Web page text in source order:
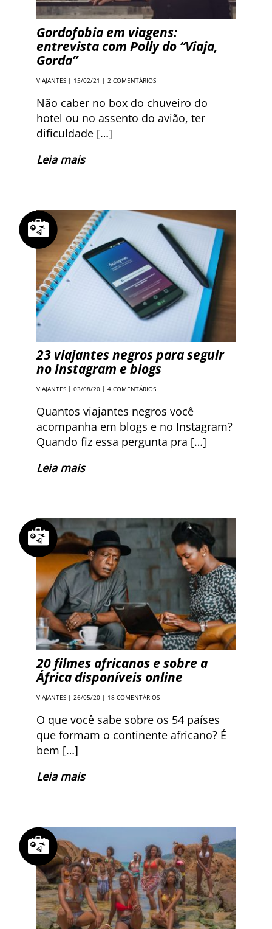
Gordofobia em viagens:
entrevista com Polly do “Viaja,
Gorda”
VIAJANTES | 15/02/21 | 2 COMENTÁRIOS
Não caber no box do chuveiro do
hotel ou no assento do avião, ter
dificuldade […]
Leia mais
23 viajantes negros para seguir
no Instagram e blogs
VIAJANTES | 03/08/20 | 4 COMENTÁRIOS
Quantos viajantes negros você
acompanha em blogs e no Instagram?
Quando fiz essa pergunta pra […]
Leia mais
20 filmes africanos e sobre a
África disponíveis online
VIAJANTES | 26/05/20 | 18 COMENTÁRIOS
O que você sabe sobre os 54 países
que formam o continente africano? É
bem […]
Leia mais